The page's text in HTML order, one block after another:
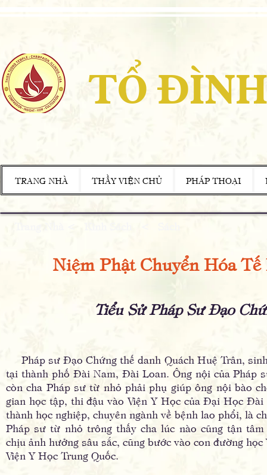
TỔ
TRANG NHÀ THẦY VIỆN CHỦ PHÁP THOẠI
Niệm Phật Chuyển Hóa
Tiểu Sử Pháp Sư Đạo
Pháp sư Ðạo Chứng thế danh Quách Huệ Trân,
tại thành phố Ðài Nam, Ðài Loan. Ông nội của Pháp
còn cha Pháp sư từ nhỏ phải phụ giúp ông nội bào
gian học tập, thi đậu vào Viện Y Học của Ðại Học
thành học nghiệp, chuyên ngành về bệnh lao phổi, là
Pháp sư từ nhỏ trông thấy cha lúc nào cũng tận
chịu ảnh hưởng sâu sắc, cũng bước vào con đường
Viện Y Học Trung Quốc.